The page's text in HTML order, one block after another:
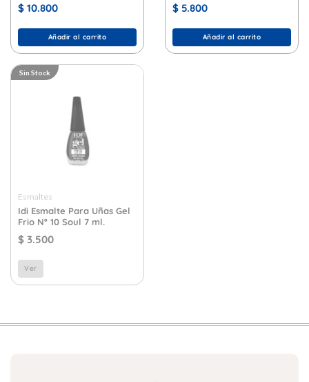
$ 10.800
Añadir al carrito
$ 5.800
Añadir al carrito
Sin Stock
Esmaltes
Idi Esmalte Para Uñas Gel
Frio Nº 10 Soul 7 ml.
$ 3.500
Ver